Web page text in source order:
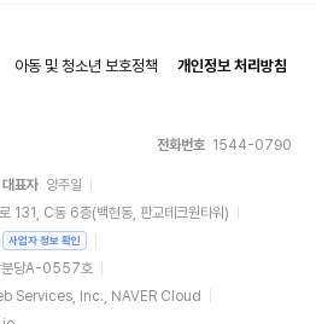
아동 및 청소년 보호정책
개인정보 처리방침
전화번호 1544-0790
대표자 양주일
131, C동 6층(백현동, 판교테크원타워)
사업자 정보 확인
당A-0557호
Services, Inc., NAVER Cloud